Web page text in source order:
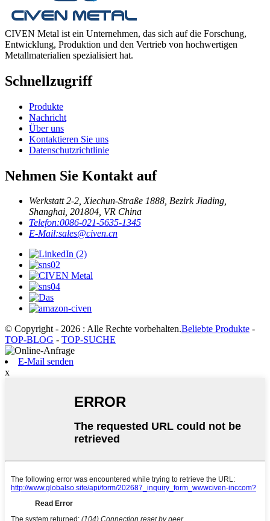
CIVEN Metal ist ein Unternehmen, das sich auf die Forschung,
Entwicklung, Produktion und den Vertrieb von hochwertigen
Metallmaterialien spezialisiert hat.
Schnellzugriff
Produkte
Nachricht
Über uns
Kontaktieren Sie uns
Datenschutzrichtlinie
Nehmen Sie Kontakt auf
Werkstatt 2-2, Xiechun-Straße 1888, Bezirk Jiading,
Shanghai, 201804, VR China
Telefon:0086-021-5635-1345
E-Mail:sales@civen.cn
© Copyright - 2026 : Alle Rechte vorbehalten.Beliebte Produkte -
TOP-BLOG - TOP-SUCHE
E-Mail senden
x